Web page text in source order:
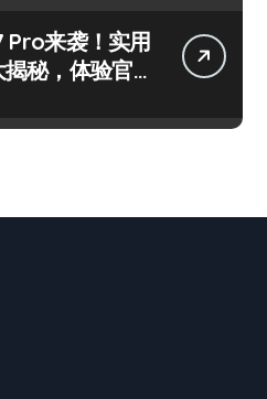
Pro来袭！实用
秘，体验官带